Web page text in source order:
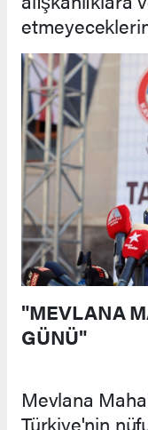
"MEVLANA
GÜNÜ"
Mevlana
Türkiye'nin